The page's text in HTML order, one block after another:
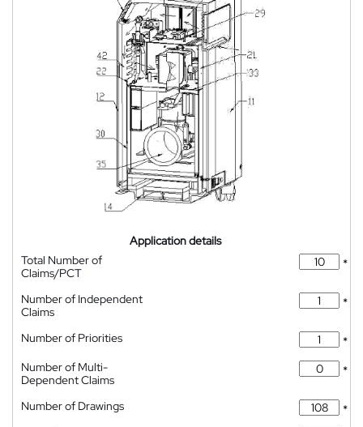
Application details
Total Number of
Claims/PCT
*
Number of Independent
Claims
*
Number of Priorities
*
Number of Multi-
Dependent Claims
*
Number of Drawings
*